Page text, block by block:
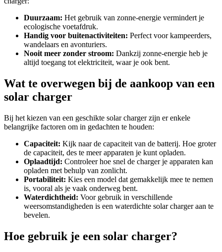
Duurzaam: Het gebruik van zonne-energie vermindert je
ecologische voetafdruk.
Handig voor buitenactiviteiten: Perfect voor kampeerders,
wandelaars en avonturiers.
Nooit meer zonder stroom: Dankzij zonne-energie heb je
altijd toegang tot elektriciteit, waar je ook bent.
Wat te overwegen bij de aankoop van een
solar charger
Bij het kiezen van een geschikte solar charger zijn er enkele
belangrijke factoren om in gedachten te houden:
Capaciteit: Kijk naar de capaciteit van de batterij. Hoe groter
de capaciteit, des te meer apparaten je kunt opladen.
Oplaadtijd: Controleer hoe snel de charger je apparaten kan
opladen met behulp van zonlicht.
Portabiliteit: Kies een model dat gemakkelijk mee te nemen
is, vooral als je vaak onderweg bent.
Waterdichtheid: Voor gebruik in verschillende
weersomstandigheden is een waterdichte solar charger aan te
bevelen.
Hoe gebruik je een solar charger?